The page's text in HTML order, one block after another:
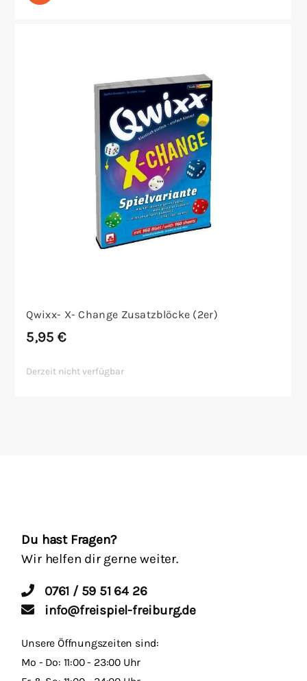
Qwixx- X- Change Zusatzblöcke (2er)
5,95 €
Derzeit nicht verfügbar
Du hast Fragen?
Wir helfen dir gerne weiter.
0761 / 59 51 64 26
info@freispiel-freiburg.de
Unsere Öffnungszeiten sind:
Mo - Do: 11:00 - 23:00 Uhr